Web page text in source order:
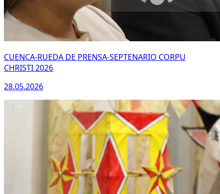
CUENCA-RUEDA DE PRENSA-SEPTENARIO CORPU
CHRISTI 2026
28.05.2026